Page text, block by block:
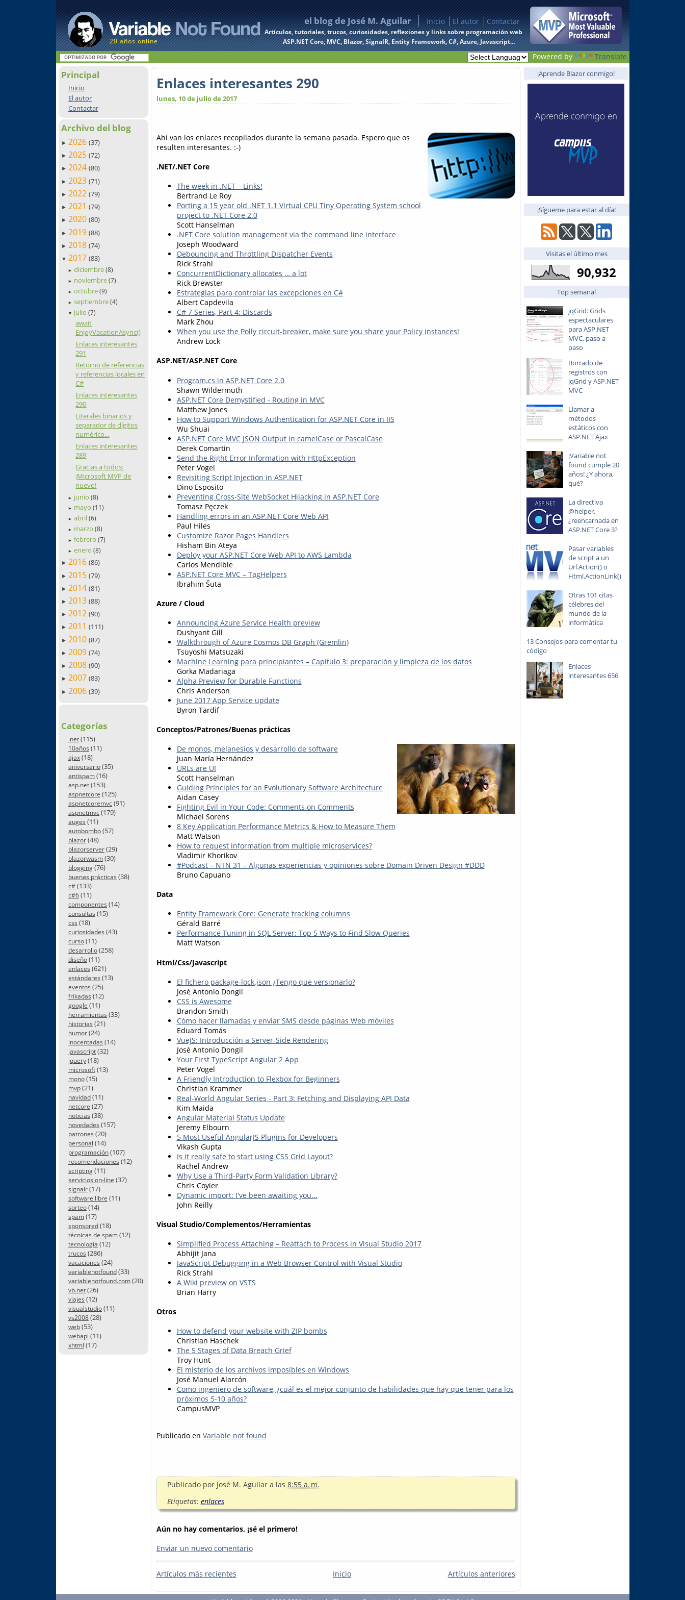
20 años online
el blog de José M. Aguilar Inicio El autor Contactar
Artículos, tutoriales, trucos, curiosidades, reflexiones y links sobre programación web
ASP.NET Core, MVC, Blazor, SignalR, Entity Framework, C#, Azure, Javascript...
Powered by Translate
Principal
Inicio
El autor
Contactar
Archivo del blog
► 2026 (37)
► 2025 (72)
► 2024 (80)
► 2023 (71)
► 2022 (79)
► 2021 (79)
► 2020 (80)
► 2019 (88)
► 2018 (74)
▼ 2017 (83)
► diciembre(8)
► noviembre(7)
► octubre(9)
► septiembre(4)
▼ julio(7)
await
EnjoyVacationAsync()
Enlaces interesantes
291
Retorno de referencias
y referencias locales en
C#
Enlaces interesantes
290
Literales binarios y
separador de dígitos
numérico...
Enlaces interesantes
289
Gracias a todos:
¡Microsoft MVP de
nuevo!
► junio(8)
► mayo(11)
► abril(6)
► marzo(8)
► febrero(7)
► enero(8)
► 2016 (86)
► 2015 (79)
► 2014 (81)
► 2013 (88)
► 2012 (90)
► 2011 (111)
► 2010 (87)
► 2009 (74)
► 2008 (90)
► 2007 (83)
► 2006 (39)
Categorías
.net(115)
10años (11)
ajax(18)
aniversario(35)
antispam(16)
asp.net(153)
aspnetcore (125)
aspnetcoremvc(91)
aspnetmvc(179)
auges (11)
autobombo(57)
blazor(48)
blazorserver(29)
blazorwasm(30)
blogging(76)
buenas prácticas (38)
c#(133)
c#6(11)
componentes (14)
consultas (15)
css (18)
curiosidades (43)
curso(11)
desarrollo(258)
diseño(11)
enlaces (621)
estándares (13)
eventos (25)
frikadas (12)
google (11)
herramientas (33)
historias (21)
humor(24)
inocentadas (14)
javascript(32)
jquery(18)
microsoft(13)
mono(15)
mvp(21)
navidad(11)
netcore (27)
noticias (38)
novedades (157)
patrones (20)
personal (14)
programación(107)
recomendaciones (12)
scripting(11)
servicios on-line (37)
signalr(17)
software libre (11)
sorteo(14)
spam(17)
sponsored(18)
técnicas de spam(12)
tecnología (12)
trucos (286)
vacaciones (24)
variablenotfound(33)
variablenotfound.com(20)
vb.net(26)
viajes (12)
visualstudio(11)
vs2008(28)
web(53)
webapi (11)
xhtml (17)
Enlaces interesantes 290
lunes, 10 de julio de 2017
Ahí van los enlaces recopilados durante la semana pasada. Espero que os
resulten interesantes. :-)
.NET/.NET Core
The week in .NET – Links!
Bertrand Le Roy
Porting a 15 year old .NET 1.1 Virtual CPU Tiny Operating System school
project to .NET Core 2.0
Scott Hanselman
.NET Core solution management via the command line interface
Joseph Woodward
Debouncing and Throttling Dispatcher Events
Rick Strahl
ConcurrentDictionary allocates … a lot
Rick Brewster
Estrategias para controlar las excepciones en C#
Albert Capdevila
C# 7 Series, Part 4: Discards
Mark Zhou
When you use the Polly circuit-breaker, make sure you share your Policy instances!
Andrew Lock
ASP.NET/ASP.NET Core
Program.cs in ASP.NET Core 2.0
Shawn Wildermuth
ASP.NET Core Demystified - Routing in MVC
Matthew Jones
How to Support Windows Authentication for ASP.NET Core in IIS
Wu Shuai
ASP.NET Core MVC JSON Output in camelCase or PascalCase
Derek Comartin
Send the Right Error Information with HttpException
Peter Vogel
Revisiting Script Injection in ASP.NET
Dino Esposito
Preventing Cross-Site WebSocket Hijacking in ASP.NET Core
Tomasz Pęczek
Handling errors in an ASP.NET Core Web API
Paul Hiles
Customize Razor Pages Handlers
Hisham Bin Ateya
Deploy your ASP.NET Core Web API to AWS Lambda
Carlos Mendible
ASP.NET Core MVC – TagHelpers
Ibrahim Šuta
Azure / Cloud
Announcing Azure Service Health preview
Dushyant Gill
Walkthrough of Azure Cosmos DB Graph (Gremlin)
Tsuyoshi Matsuzaki
Machine Learning para principiantes – Capítulo 3: preparación y limpieza de los datos
Gorka Madariaga
Alpha Preview for Durable Functions
Chris Anderson
June 2017 App Service update
Byron Tardif
Conceptos/Patrones/Buenas prácticas
De monos, melanesios y desarrollo de software
Juan María Hernández
URLs are UI
Scott Hanselman
Guiding Principles for an Evolutionary Software Architecture
Aidan Casey
Fighting Evil in Your Code: Comments on Comments
Michael Sorens
8 Key Application Performance Metrics & How to Measure Them
Matt Watson
How to request information from multiple microservices?
Vladimir Khorikov
#Podcast – NTN 31 – Algunas experiencias y opiniones sobre Domain Driven Design #DDD
Bruno Capuano
Data
Entity Framework Core: Generate tracking columns
Gérald Barré
Performance Tuning in SQL Server: Top 5 Ways to Find Slow Queries
Matt Watson
Html/Css/Javascript
El fichero package-lock.json ¿Tengo que versionarlo?
José Antonio Dongil
CSS is Awesome
Brandon Smith
Cómo hacer llamadas y enviar SMS desde páginas Web móviles
Eduard Tomás
VueJS: Introducción a Server-Side Rendering
José Antonio Dongil
Your First TypeScript Angular 2 App
Peter Vogel
A Friendly Introduction to Flexbox for Beginners
Christian Krammer
Real-World Angular Series - Part 3: Fetching and Displaying API Data
Kim Maida
Angular Material Status Update
Jeremy Elbourn
5 Most Useful AngularJS Plugins for Developers
Vikash Gupta
Is it really safe to start using CSS Grid Layout?
Rachel Andrew
Why Use a Third-Party Form Validation Library?
Chris Coyier
Dynamic import: I've been awaiting you...
John Reilly
Visual Studio/Complementos/Herramientas
Simplified Process Attaching – Reattach to Process in Visual Studio 2017
Abhijit Jana
JavaScript Debugging in a Web Browser Control with Visual Studio
Rick Strahl
A Wiki preview on VSTS
Brian Harry
Otros
How to defend your website with ZIP bombs
Christian Haschek
The 5 Stages of Data Breach Grief
Troy Hunt
El misterio de los archivos imposibles en Windows
José Manuel Alarcón
Como ingeniero de software, ¿cuál es el mejor conjunto de habilidades que hay que tener para los
próximos 5-10 años?
CampusMVP
Publicado en Variable not found
Publicado por José M. Aguilar a las 8:55 a. m.
Etiquetas: enlaces
Aún no hay comentarios, ¡sé el primero!
Enviar un nuevo comentario
Artículos más recientes Artículos anteriores
Inicio
¡Aprende Blazor conmigo!
¡Sígueme para estar al día!
Visitas el último mes
90,932
Top semanal
jqGrid: Grids
espectaculares
para ASP.NET
MVC, paso a
paso
Borrado de
registros con
jqGrid y ASP.NET
MVC
Llamar a
métodos
estáticos con
ASP.NET Ajax
¡Variable not
found cumple 20
años! ¿Y ahora,
qué?
La directiva
@helper,
¿reencarnada en
ASP.NET Core 3?
Pasar variables
de script a un
Url.Action() o
Html.ActionLink()
Otras 101 citas
célebres del
mundo de la
informática
13 Consejos para comentar tu
código
Enlaces
interesantes 656